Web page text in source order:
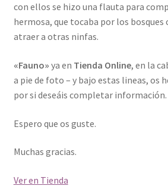
con ellos se hizo una flauta para
hermosa, que tocaba por los bosques
atraer a otras ninfas.
«Fauno» ya en Tienda Online, en la
a pie de foto – y bajo estas lineas, os
por si deseáis completar información.
Espero que os guste.
Muchas gracias.
Ver en Tienda